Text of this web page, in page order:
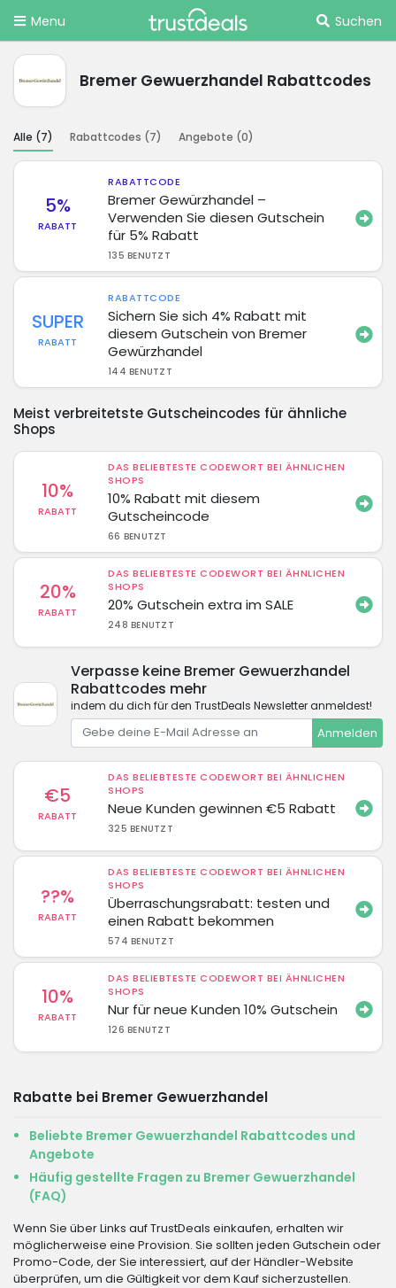
Menu Suchen
Bremer Gewuerzhandel Rabattcodes
Alle (7) Rabattcodes (7) Angebote (0)
5%
RABATT
RABATTCODE
Bremer Gewürzhandel –
Verwenden Sie diesen Gutschein
für 5% Rabatt
135 BENUTZT
SUPER
RABATT
RABATTCODE
Sichern Sie sich 4% Rabatt mit
diesem Gutschein von Bremer
Gewürzhandel
144 BENUTZT
Meist verbreitetste Gutscheincodes für ähnliche
Shops
10%
RABATT
DAS BELIEBTESTE CODEWORT BEI ÄHNLICHEN
SHOPS
10% Rabatt mit diesem
Gutscheincode
66 BENUTZT
20%
RABATT
DAS BELIEBTESTE CODEWORT BEI ÄHNLICHEN
SHOPS
20% Gutschein extra im SALE
248 BENUTZT
Verpasse keine Bremer Gewuerzhandel
Rabattcodes mehr
indem du dich für den TrustDeals Newsletter anmeldest!
Anmelden
€5
RABATT
DAS BELIEBTESTE CODEWORT BEI ÄHNLICHEN
SHOPS
Neue Kunden gewinnen €5 Rabatt
325 BENUTZT
??%
RABATT
DAS BELIEBTESTE CODEWORT BEI ÄHNLICHEN
SHOPS
Überraschungsrabatt: testen und
einen Rabatt bekommen
574 BENUTZT
10%
RABATT
DAS BELIEBTESTE CODEWORT BEI ÄHNLICHEN
SHOPS
Nur für neue Kunden 10% Gutschein
126 BENUTZT
Rabatte bei Bremer Gewuerzhandel
Beliebte Bremer Gewuerzhandel Rabattcodes und
Angebote
Häufig gestellte Fragen zu Bremer Gewuerzhandel
(FAQ)
Wenn Sie über Links auf TrustDeals einkaufen, erhalten wir
möglicherweise eine Provision. Sie sollten jeden Gutschein oder
Promo-Code, der Sie interessiert, auf der Händler-Website
überprüfen, um die Gültigkeit vor dem Kauf sicherzustellen.